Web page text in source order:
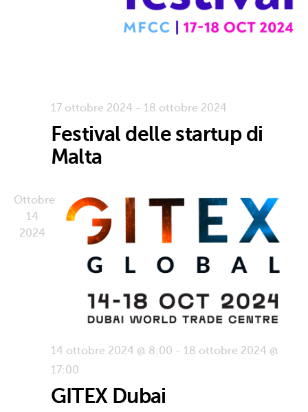
17 ottobre 2024 - 18 ottobre 2024
Festival delle startup di
Malta
Ottobre
14
2024
14 ottobre 2024 @ 8:00 - 18 ottobre 2024 @
17:00
GITEX Dubai